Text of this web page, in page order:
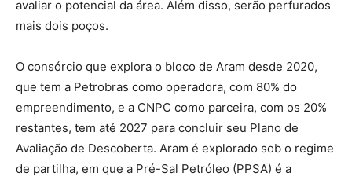
avaliar o potencial da área. Além disso, serão perfurados
mais dois poços.
O consórcio que explora o bloco de Aram desde 2020,
que tem a Petrobras como operadora, com 80% do
empreendimento, e a CNPC como parceira, com os 20%
restantes, tem até 2027 para concluir seu Plano de
Avaliação de Descoberta. Aram é explorado sob o regime
de partilha, em que a Pré-Sal Petróleo (PPSA) é a